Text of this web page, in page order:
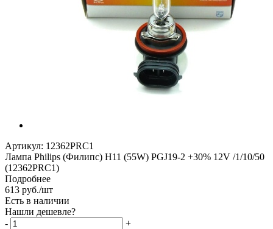
Артикул: 12362PRC1
Лампа Philips (Филипс) H11 (55W) PGJ19-2 +30% 12V /1/10/50
(12362PRC1)
Подробнее
613 руб./шт
Есть в наличии
Нашли дешевле?
-
+